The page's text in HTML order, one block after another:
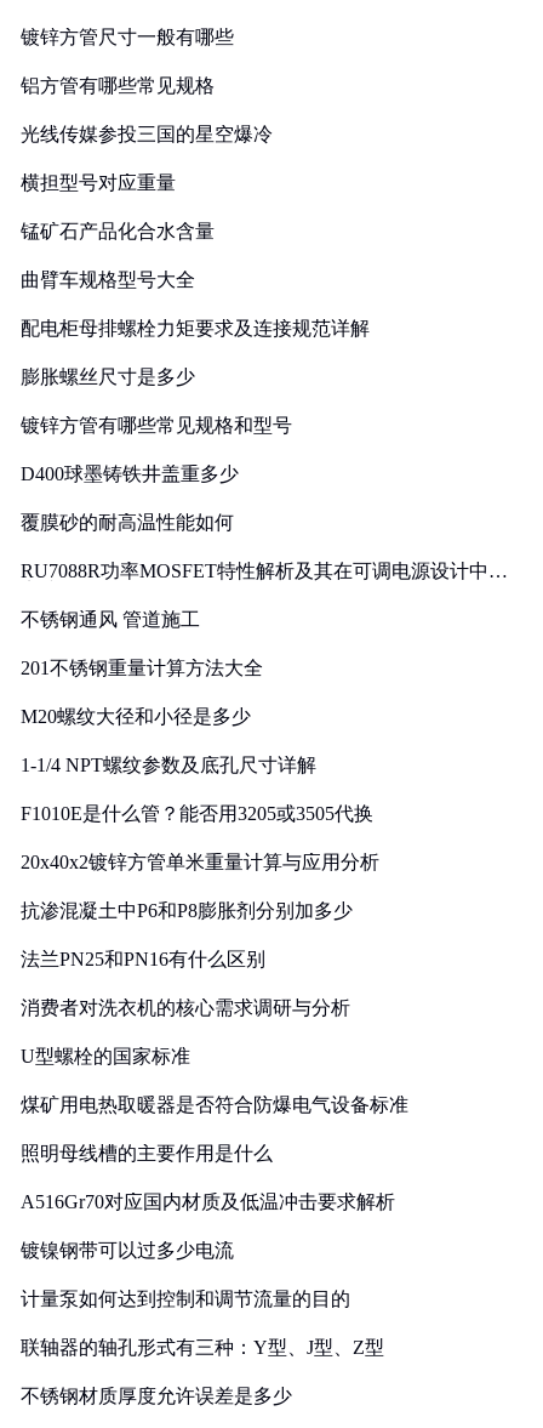
镀锌方管尺寸一般有哪些
铝方管有哪些常见规格
光线传媒参投三国的星空爆冷
横担型号对应重量
锰矿石产品化合水含量
曲臂车规格型号大全
配电柜母排螺栓力矩要求及连接规范详解
膨胀螺丝尺寸是多少
镀锌方管有哪些常见规格和型号
D400球墨铸铁井盖重多少
覆膜砂的耐高温性能如何
RU7088R功率MOSFET特性解析及其在可调电源设计中的
不锈钢通风 管道施工
201不锈钢重量计算方法大全
M20螺纹大径和小径是多少
1-1/4 NPT螺纹参数及底孔尺寸详解
F1010E是什么管？能否用3205或3505代换
20x40x2镀锌方管单米重量计算与应用分析
抗渗混凝土中P6和P8膨胀剂分别加多少
法兰PN25和PN16有什么区别
消费者对洗衣机的核心需求调研与分析
U型螺栓的国家标准
煤矿用电热取暖器是否符合防爆电气设备标准
照明母线槽的主要作用是什么
A516Gr70对应国内材质及低温冲击要求解析
镀镍钢带可以过多少电流
计量泵如何达到控制和调节流量的目的
联轴器的轴孔形式有三种：Y型、J型、Z型
不锈钢材质厚度允许误差是多少